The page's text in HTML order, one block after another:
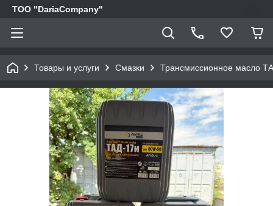
TOO "DariaCompany"
Товары и услуги Смазки Трансмиссионное масло